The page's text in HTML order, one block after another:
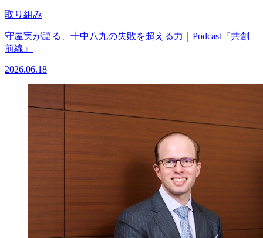
取り組み
守屋実が語る、十中八九の失敗を超える力｜Podcast『共創
前線』
2026.06.18